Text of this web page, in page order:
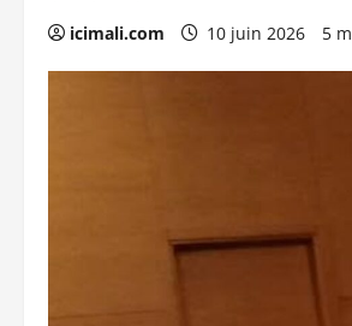
icimali.com 10 juin 2026 5